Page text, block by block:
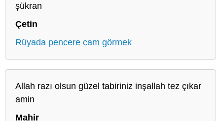
şükran
Çetin
Rüyada pencere cam görmek
Allah razı olsun güzel tabiriniz inşallah tez çıkar
amin
Mahir